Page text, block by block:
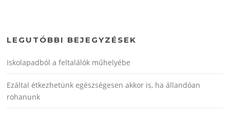
LEGUTÓBBI BEJEGYZÉSEK
Iskolapadból a feltalálók műhelyébe
Ezáltal étkezhetünk egészségesen akkor is, ha állandóan
rohanunk